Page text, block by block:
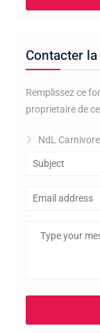
Contacter
Remplissez ce
proprietaire de
NdL